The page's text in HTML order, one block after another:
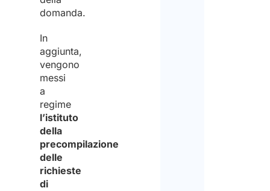
domanda.
In
aggiunta,
vengono
messi
a
regime
l’istituto
della
precompilazione
delle
richieste
di